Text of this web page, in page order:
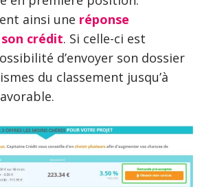
ainsi une réponse
crédit. Si celle-ci est
d’envoyer son dossier
du classement jusqu’à